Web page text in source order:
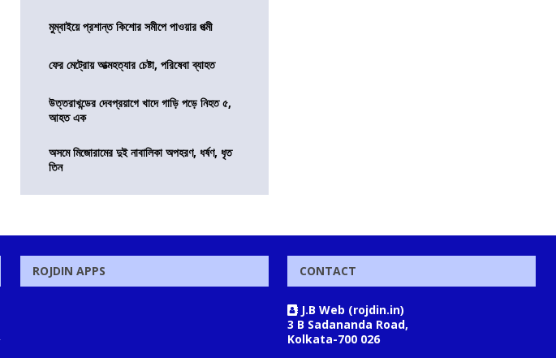
মুম্বাইয়ে প্রশান্ত কিশোর সমীপে পাওয়ার পত্মী
ফের মেট্রোয় আত্মহত্যার চেষ্টা, পরিষেবা ব্যাহত
উত্তরাখন্ডের দেবপ্রয়াগে খাদে গাড়ি পড়ে নিহত ৫,
আহত এক
অসমে মিজোরামের দুই নাবালিকা অপহরণ, ধর্ষণ, ধৃত
তিন
ROJDIN APPS CONTACT
J.B Web (rojdin.in)
3 B Sadananda Road,
Kolkata-700 026